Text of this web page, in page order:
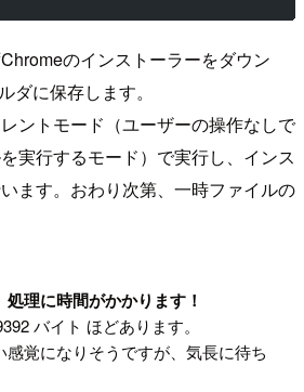
のインストーラーをダウン
ダに保存します。
ントモード（ユーザーの操作なしで
実行するモード）で実行し、インス
ます。おわり次第、一時ファイルの
理に時間がかかります！
バイト ほどあります。
感覚になりそうですが、気長に待ち